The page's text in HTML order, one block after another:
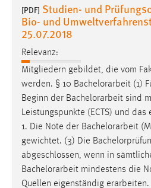
[PDF] Studien- und
Bio- und
25.07.2018
Relevanz:
Mitgliedern gebildet, die vom
werden. § 10 Bachelorarbeit (1)
Beginn der Bachelorarbeit sind
Leistungspunkte (ECTS) und
1. Die Note der Bachelorarbeit
gewichtet. (3) Die
abgeschlossen, wenn in
Bachelorarbeit mindestens die
Quellen eigenständig erarbeiten.